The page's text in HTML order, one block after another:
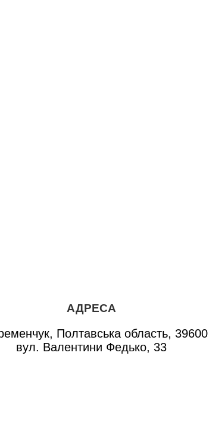
АДРЕСА
Полтавська область, 39600
вул. Валентини Федько, 33